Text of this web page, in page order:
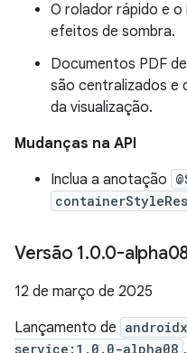
O rolador rápido e o
efeitos de sombra.
Documentos PDF
são centralizados e
da visualização.
Mudanças na API
Inclua a anotação
Versão 1.0.0-
12 de março de 2025
Lançamento de
service:1.0.0-alpha08 ,